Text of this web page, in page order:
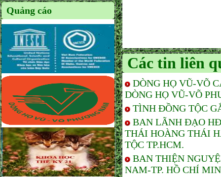
Quảng cáo
Các tin liên
DÒNG HỌ VŨ-VÕ
DÒNG HỌ VŨ-VÕ
TÌNH ĐỒNG TỘC
BAN LÃNH ĐẠO
THÁI HOÀNG THÁI
TỘC TP.HCM.
BAN THIỆN
NAM-TP. HỒ CHÍ